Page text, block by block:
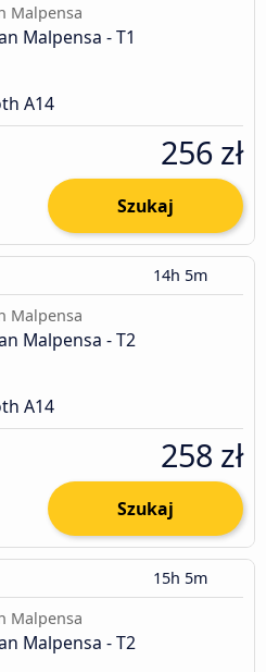
Malpensa
Malpensa - T1
A14
256 zł
Szukaj
14h 5m
Malpensa
Malpensa - T2
A14
258 zł
Szukaj
15h 5m
Malpensa
Malpensa - T2